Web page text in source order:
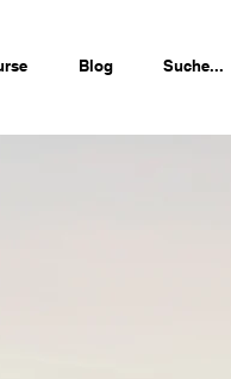
Blog Suche...